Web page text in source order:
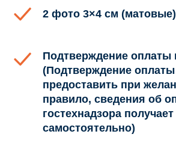
2 фото 3×4 см (матовые)
Подтверждение
(Подтверждение
предоставить при
правило, сведения об
гостехнадзора получает
самостоятельно)